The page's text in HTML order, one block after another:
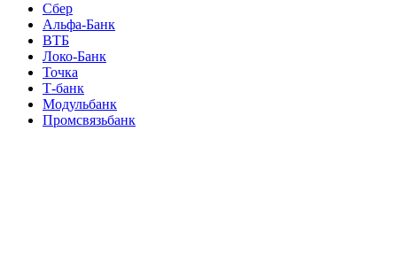
Сбер
Альфа-Банк
ВТБ
Локо-Банк
Точка
Т-банк
Модульбанк
Промсвязьбанк